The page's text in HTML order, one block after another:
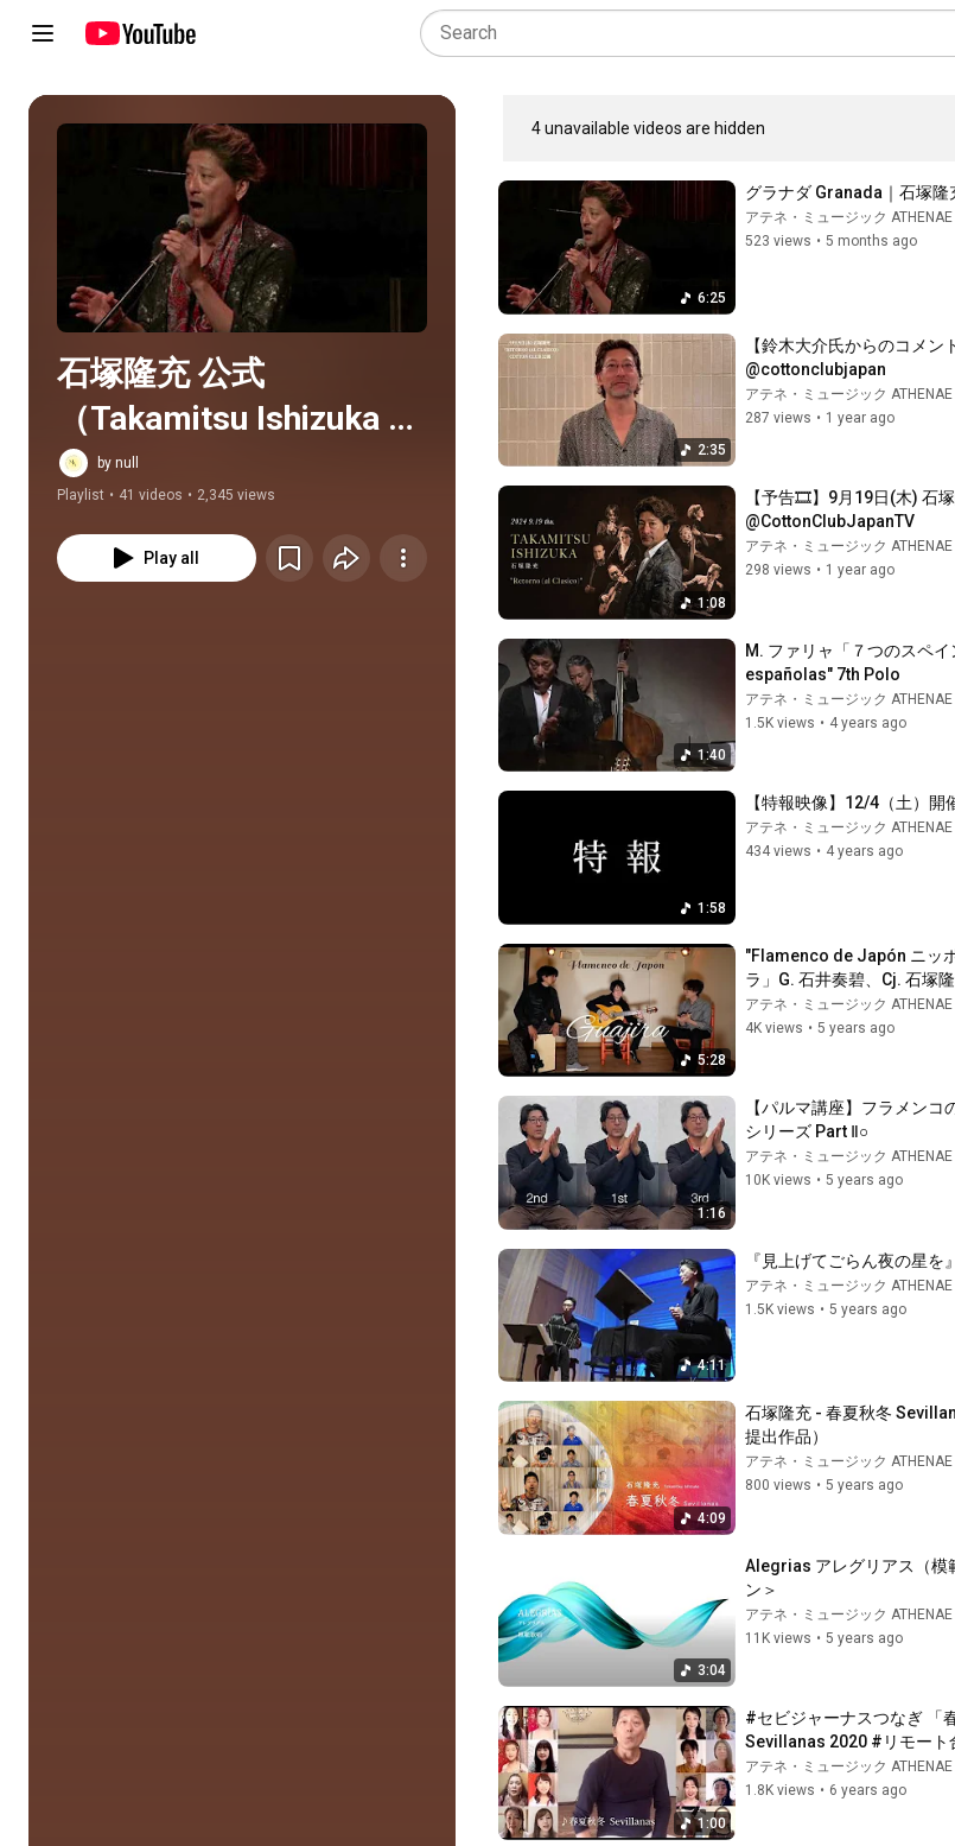
4 unavailable videos are hidden
Play all
石塚隆充 公式
（Takamitsu Ishizuka
Offical）
by null
Playlist • 41 videos • 2,345 views
Play all
6:25
グラナダ Granada｜石塚
アテネ・ミュージック
523 views • 5 months ago
2:35
【鈴木大介氏からのコメ
@cottonclubjapan
アテネ・ミュージック
287 views • 1 year ago
1:08
【予告🎞️】9月19日(木) 石
@CottonClubJapanTV
アテネ・ミュージック
298 views • 1 year ago
1:40
M. ファリャ「７つのスペ
españolas" 7th Polo
アテネ・ミュージック
1.5K views • 4 years ago
1:58
【特報映像】12/4（土）
アテネ・ミュージック
434 views • 4 years ago
5:28
"Flamenco de Japón ニッ
ラ」G. 石井奏碧、Cj. 石塚
アテネ・ミュージック
4K views • 5 years ago
1:16
【パルマ講座】フラメン
シリーズ Part Ⅱ○
アテネ・ミュージック
10K views • 5 years ago
4:11
『見上げてごらん夜の星
アテネ・ミュージック
1.5K views • 5 years ago
4:09
石塚隆充 - 春夏秋冬
提出作品）
アテネ・ミュージック
800 views • 5 years ago
3:04
Alegrias アレグリアス（模
ン＞
アテネ・ミュージック
11K views • 5 years ago
1:00
#セビジャーナスつなぎ 「
Sevillanas 2020 #リモート
アテネ・ミュージック
1.8K views • 6 years ago